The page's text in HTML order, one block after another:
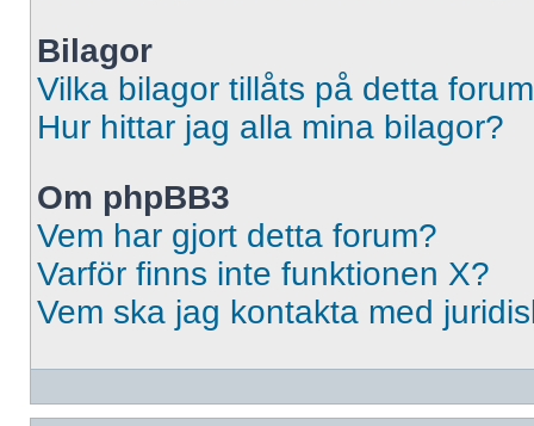
Bilagor
Vilka bilagor tillåts på detta
Hur hittar jag alla mina bilagor?
Om phpBB3
Vem har gjort detta forum?
Varför finns inte funktionen X?
Vem ska jag kontakta med